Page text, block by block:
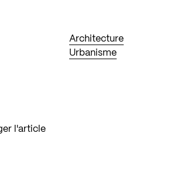
Architecture
Urbanisme
l'article